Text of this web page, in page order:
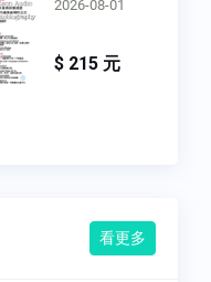
2026-08-01
$ 215 元
看更多